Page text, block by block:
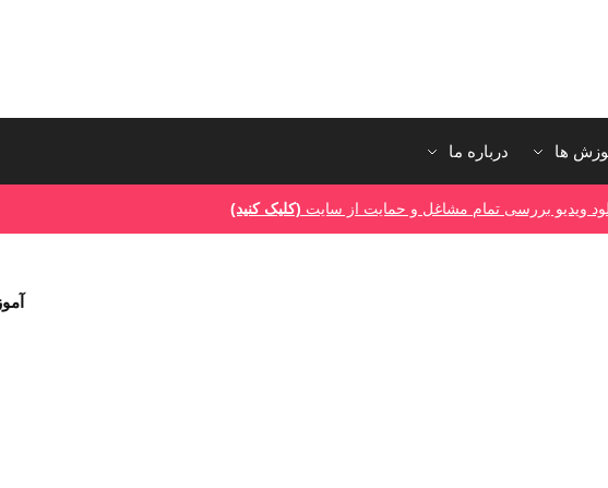
ها درباره ما
ویدیو بررسی تمام مشاغل و حمایت از سایت (کلیک کنید)